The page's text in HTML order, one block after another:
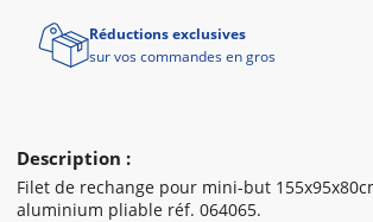
Description :
Filet de rechange pour mini-but
aluminium pliable réf. 064065.
Réductions exclusives
sur vos commandes en gros